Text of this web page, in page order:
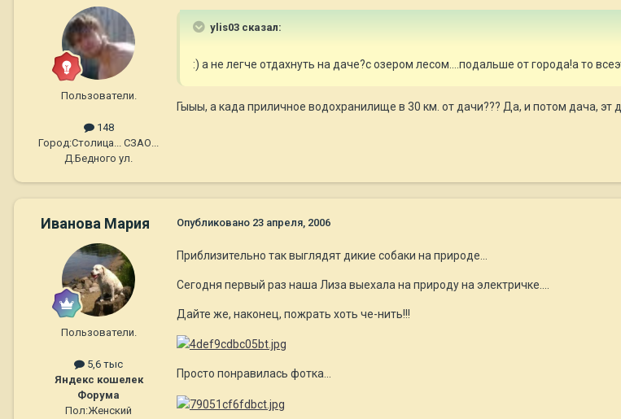
Пользователи.
148
Город:Столица... СЗАО...
Д.Бедного ул.
ylis03 сказал:
:) а не легче отдахнуть на даче?с озером лесом....подальше от города!а то
Гыыы, а када приличное водохранилище в 30 км. от дачи??? Да, и потом дача, эт
Иванова Мария
Пользователи.
5,6 тыс
Яндекс кошелек
Форума
Пол:Женский
Опубликовано 23 апреля, 2006
Приблизительно так выглядят дикие собаки на природе...
Сегодня первый раз наша Лиза выехала на природу на электричке....
Дайте же, наконец, пожрать хоть че-нить!!!
Просто понравилась фотка...